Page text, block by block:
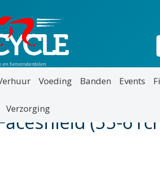
Voeding Banden Events
Verzorging
(55-